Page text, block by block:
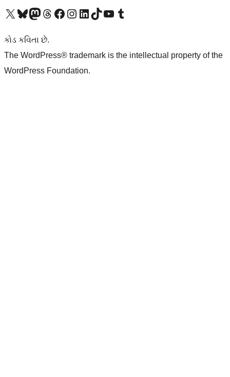
અમારા X (અગાઉ ટ્વિટર) એકાઉન્ટની મુલાકાત લોઅમારા Bluesky એકાઉન્ટની મુલાકાત લોઅમારા માસ્ટોડોન એકાઉન્ટની મુલાકાત લોઅમારા Threads એકાઉન્ટની મુલાકાત લો અમારા ફેસબુક પેજની મુલાકાત લોઅમારા ઇન્સ્ટાગ્રામ એકાઉન્ટની મુલાકાત લો અમારા LinkedIn એકાઉન્ટની મુલાકાત લોઅમારા TikTok એકાઉન્ટની મુલાકાત લોઅમારી YouTube ચેનલની મુલાકાત લો અમારા Tumblr એકાઉન્ટની મુલાકાત લો
કોડ કવિતા છે.
The WordPress® trademark is the intellectual property of the
WordPress Foundation.